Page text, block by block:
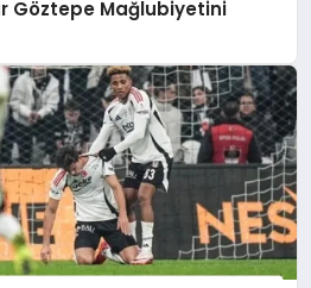
Göztepe Mağlubiyetini